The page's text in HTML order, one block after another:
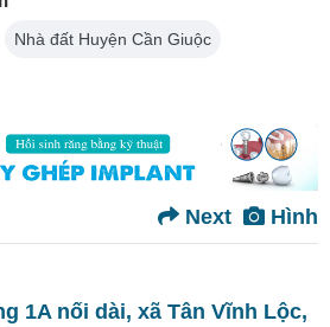
Nhà đất Huyện Cần Giuộc
Hình
Next
1A nối dài, xã Tân Vĩnh Lộc,